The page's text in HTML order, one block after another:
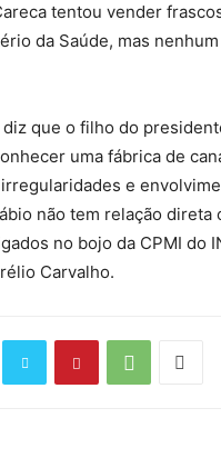
tentou vender
da Saúde, mas
que o filho do
uma fábrica de
e
não tem relação direta
no bojo da CPMI do
Carvalho.